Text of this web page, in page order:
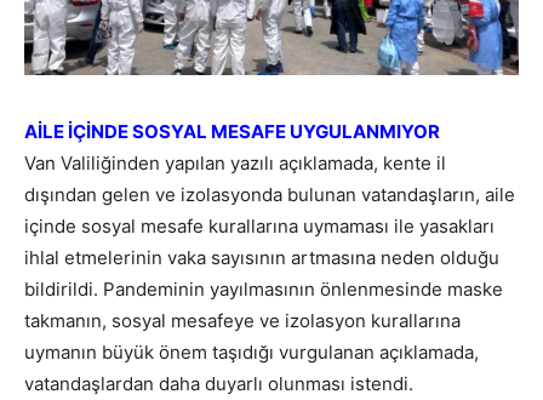
AİLE İÇİNDE SOSYAL MESAFE UYGULANMIYOR
Van Valiliğinden yapılan yazılı açıklamada, kente il
dışından gelen ve izolasyonda bulunan vatandaşların, aile
içinde sosyal mesafe kurallarına uymaması ile yasakları
ihlal etmelerinin vaka sayısının artmasına neden olduğu
bildirildi. Pandeminin yayılmasının önlenmesinde maske
takmanın, sosyal mesafeye ve izolasyon kurallarına
uymanın büyük önem taşıdığı vurgulanan açıklamada,
vatandaşlardan daha duyarlı olunması istendi.